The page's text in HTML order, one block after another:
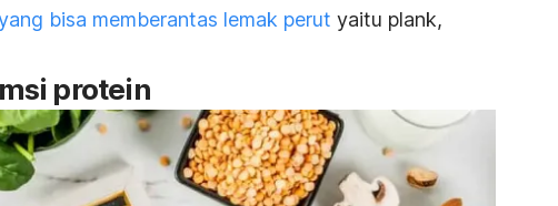
bisa memberantas lemak perut yaitu plank,
protein